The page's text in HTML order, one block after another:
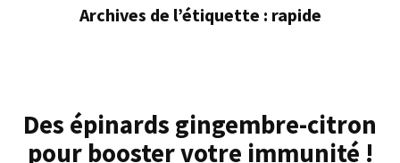
Archives de l’étiquette : rapide
Des épinards gingembre-citron
pour booster votre immunité !